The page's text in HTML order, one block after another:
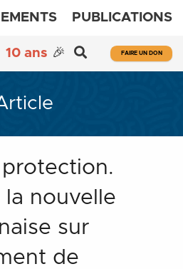
PUBLICATIONS
10 ans 🎉 FAIRE UN DON
la nouvelle
sur
de